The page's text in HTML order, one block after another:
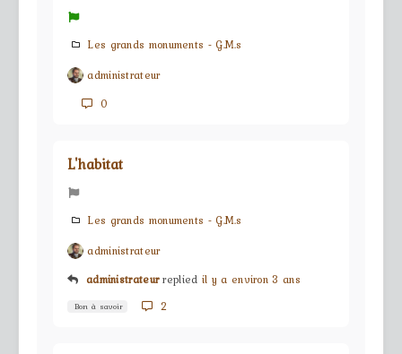
Les grands monuments - G.M.s
administrateur
0
L'habitat
Les grands monuments - G.M.s
administrateur
administrateur replied il y a environ 3 ans
Bon à savoir 2